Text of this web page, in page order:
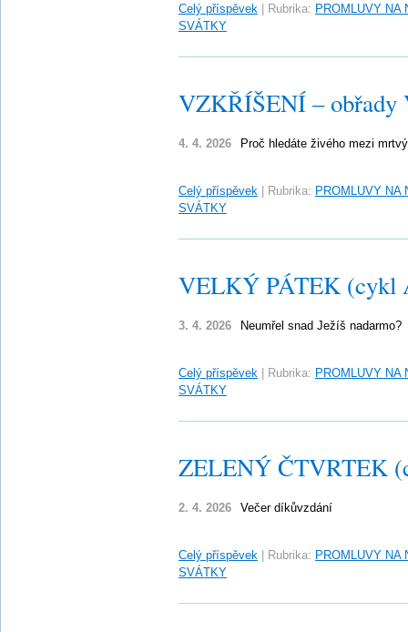
Celý příspěvek Rubrika: PROMLUVY NA
SVÁTKY
VZKŘÍŠENÍ – obřady
4. 4. 2026 Proč hledáte živého mezi
Celý příspěvek Rubrika: PROMLUVY NA
SVÁTKY
VELKÝ PÁTEK (cykl
3. 4. 2026 Neumřel snad Ježíš nadarmo?
Celý příspěvek Rubrika: PROMLUVY NA
SVÁTKY
ZELENÝ ČTVRTEK
2. 4. 2026 Večer díkůvzdání
Celý příspěvek Rubrika: PROMLUVY NA
SVÁTKY